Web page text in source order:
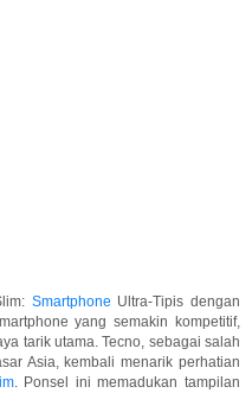
Smartphone Ultra-Tipis dengan
yang semakin kompetitif,
tarik utama. Tecno, sebagai salah
Asia, kembali menarik perhatian
. Ponsel ini memadukan tampilan